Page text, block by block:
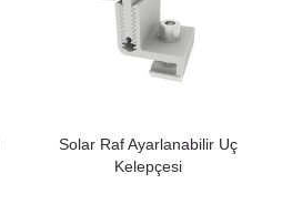
Solar Raf Ayarlanabilir Uç
Kelepçesi